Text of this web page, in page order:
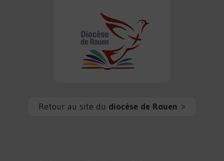
Retour au site du diocèse de Rouen >